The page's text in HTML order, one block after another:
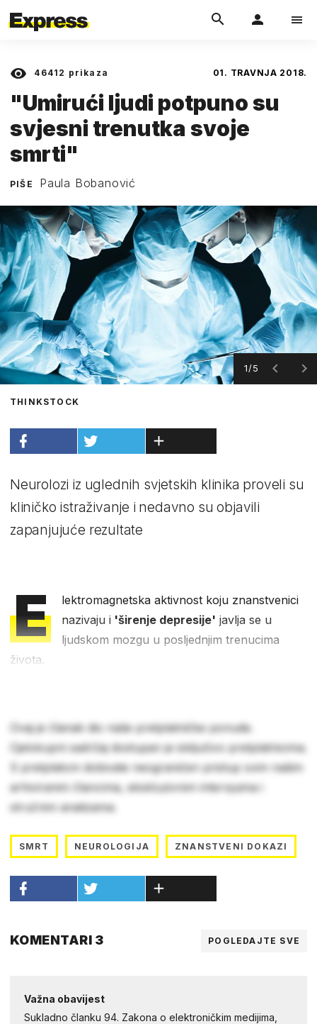
46412 prikaza 01. TRAVNJA 2018.
"Umirući ljudi potpuno su
svjesni trenutka svoje
smrti"
PIŠE Paula Bobanović
1/5
THINKSTOCK
Neurolozi iz uglednih svjetskih klinika proveli su
kliničko istraživanje i nedavno su objavili
zapanjujuće rezultate
E
lektromagnetska aktivnost koju znanstvenici
nazivaju i 'širenje depresije' javlja se u
ljudskom mozgu u posljednjim trenucima
života.
Ovaj je članak dio naše pretplatničke ponude.
Cjelokupni sadržaj dostupan je isključivo pretplatnicima.
S pretplatom dobivate neograničen pristup svim našim
arhiviranim člancima, ekskluzivnim intervjuima i
stručnim analizama.
SMRT NEUROLOGIJA ZNANSTVENI DOKAZI
KOMENTARI 3 POGLEDAJTE SVE
Važna obavijest
Sukladno članku 94. Zakona o elektroničkim medijima,